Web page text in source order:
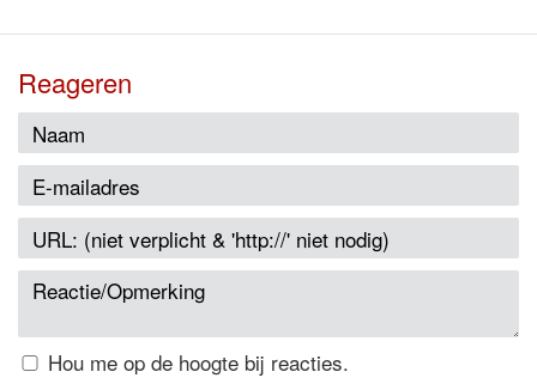
Reageren
Hou me op de hoogte bij reacties.